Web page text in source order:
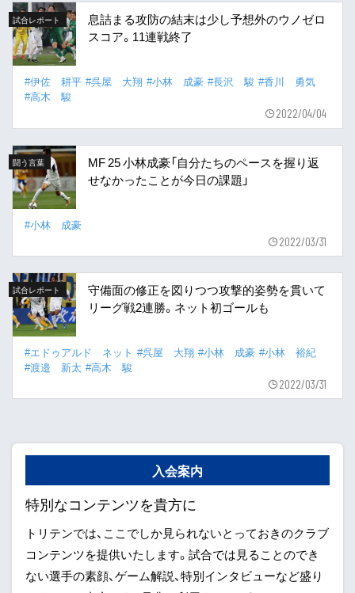
試合レポート
息詰まる攻防の結末は少し予想外のウノゼロ
スコア。11連戦終了
#伊佐 耕平 #呉屋 大翔 #小林 成豪 #長沢 駿 #香川 勇気
#高木 駿
2022/04/04
闘う言葉
MF 25 小林成豪「自分たちのペースを握り返
せなかったことが今日の課題」
#小林 成豪
2022/03/31
試合レポート
守備面の修正を図りつつ攻撃的姿勢を貫いて
リーグ戦2連勝。ネット初ゴールも
#エドゥアルド ネット #呉屋 大翔 #小林 成豪 #小林 裕紀
#渡邉 新太 #高木 駿
2022/03/31
入会案内
特別なコンテンツを貴方に
トリテンでは、ここでしか見られないとっておきのクラブ
コンテンツを提供いたします。試合では見ることのでき
ない選手の素顔、ゲーム解説、特別インタビューなど盛り